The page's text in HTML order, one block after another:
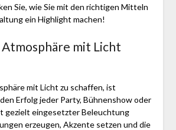
Sie, wie Sie mit den richtigen Mitteln
ein Highlight machen!
mit Licht
mit Licht zu schaffen, ist
Erfolg jeder Party, Bühnenshow oder
gezielt eingesetzter Beleuchtung
erzeugen, Akzente setzen und die